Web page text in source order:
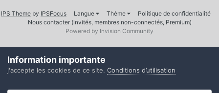
IPS Theme by IPSFocus Langue Thème
Politique de confidentialité
Nous contacter (invités, membres non-connectés, Premium)
Powered by Invision Community
Information importante
j'accepte les cookies de ce site. Conditions d’utilisation